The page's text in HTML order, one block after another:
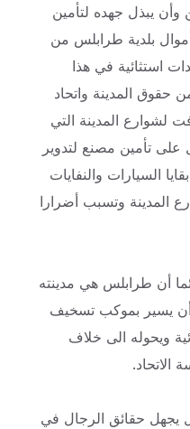
وأن يبذل جهده لتأمين
أموال بلدية طرابلس من
استثائية في هذا
المدينة واتحاد
لشوارع المدينة التي
على تأمين مصنع لتدوير
السيارات والنفايات
المدينة وتسبب أضرارا
أن طرابلس هي مدينته
أن يسير بموكب تسخيف
ويحوله الى خلاف
يجهل حقائق الرجال في